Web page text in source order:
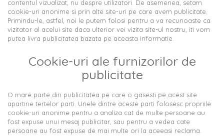
contentul vizualizat, nu despre utilizatori. De asemenea, setam
cookie-uri anonime si prin alte site-uri pe care avem publicitate.
Primindu-le, astfel, noi le putem folosi pentru a va recunoaste ca
vizitator al acelui site daca ulterior vei vizita site-ul nostru, iti vom
putea livra publicitatea bazata pe aceasta informatie.
Cookie-uri ale furnizorilor de
publicitate
O mare parte din publicitatea pe care o gasesti pe acest site
apartine tertelor parti. Unele dintre aceste parti folosesc propriile
cookie-uri anonime pentru a analiza cat de multe persoane au
fost expuse unui mesaj publicitar, sau pentru a vedea cate
persoane au fost expuse de mai multe ori la aceeasi reclama.